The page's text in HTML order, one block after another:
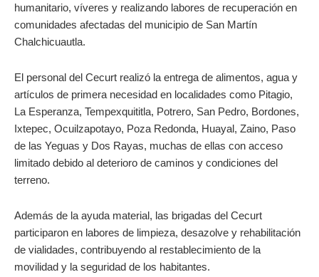
humanitario, víveres y realizando labores de recuperación en
comunidades afectadas del municipio de San Martín
Chalchicuautla.
El personal del Cecurt realizó la entrega de alimentos, agua y
artículos de primera necesidad en localidades como Pitagio,
La Esperanza, Tempexquititla, Potrero, San Pedro, Bordones,
Ixtepec, Ocuilzapotayo, Poza Redonda, Huayal, Zaino, Paso
de las Yeguas y Dos Rayas, muchas de ellas con acceso
limitado debido al deterioro de caminos y condiciones del
terreno.
Además de la ayuda material, las brigadas del Cecurt
participaron en labores de limpieza, desazolve y rehabilitación
de vialidades, contribuyendo al restablecimiento de la
movilidad y la seguridad de los habitantes.